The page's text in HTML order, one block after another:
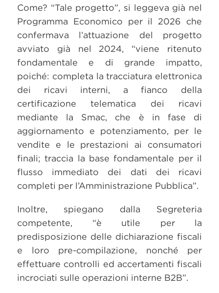
Come? “Tale progetto”, si leggeva già nel
Programma Economico per il 2026 che
confermava l’attuazione del progetto
avviato già nel 2024, “viene ritenuto
fondamentale e di grande impatto,
poiché: completa la tracciatura elettronica
dei ricavi interni, a fianco della
certificazione telematica dei ricavi
mediante la Smac, che è in fase di
aggiornamento e potenziamento, per le
vendite e le prestazioni ai consumatori
finali; traccia la base fondamentale per il
flusso immediato dei dati dei ricavi
completi per l’Amministrazione Pubblica”.
Inoltre, spiegano dalla Segreteria
competente, “è utile per la
predisposizione delle dichiarazione fiscali
e loro pre-compilazione, nonché per
effettuare controlli ed accertamenti fiscali
incrociati sulle operazioni interne B2B”.